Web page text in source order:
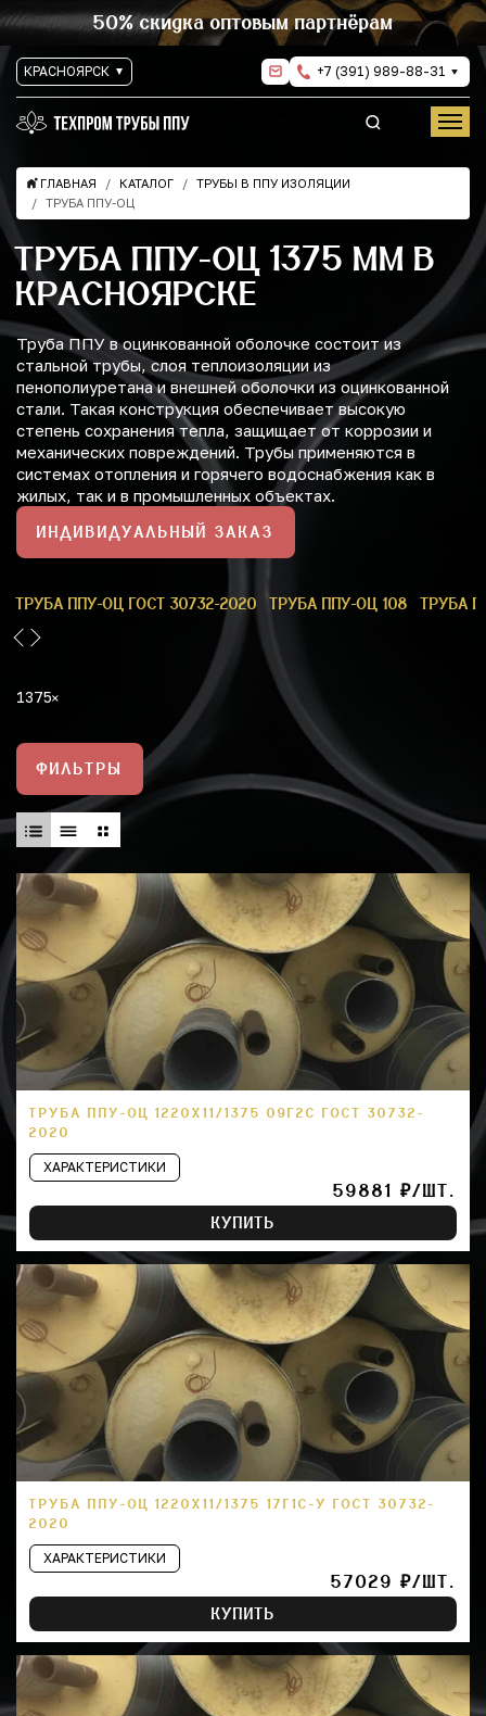
50% скидка оптовым партнёрам
КРАСНОЯРСК +7 (391) 989-88-31
ГЛАВНАЯ КАТАЛОГ
ТРУБЫ В ППУ ИЗОЛЯЦИИ
ТРУБА ППУ-ОЦ
ТРУБА ППУ-ОЦ 1375 ММ В
КРАСНОЯРСКЕ
Труба ППУ в оцинкованной оболочке состоит из
стальной трубы, слоя теплоизоляции из
пенополиуретана и внешней оболочки из оцинкованной
стали. Такая конструкция обеспечивает высокую
степень сохранения тепла, защищает от коррозии и
механических повреждений. Трубы применяются в
системах отопления и горячего водоснабжения как в
жилых, так и в промышленных объектах.
ИНДИВИДУАЛЬНЫЙ ЗАКАЗ
ТРУБА ППУ-ОЦ ГОСТ 30732-2020 ТРУБА ППУ-ОЦ 108 ТРУБА
1375
ФИЛЬТРЫ
ТРУБА ППУ-ОЦ 1220Х11/1375 09Г2С ГОСТ 30732-
2020
ХАРАКТЕРИСТИКИ
59881 ₽/ШТ.
КУПИТЬ
ТРУБА ППУ-ОЦ 1220Х11/1375 17Г1С-У ГОСТ 30732-
2020
ХАРАКТЕРИСТИКИ
57029 ₽/ШТ.
КУПИТЬ